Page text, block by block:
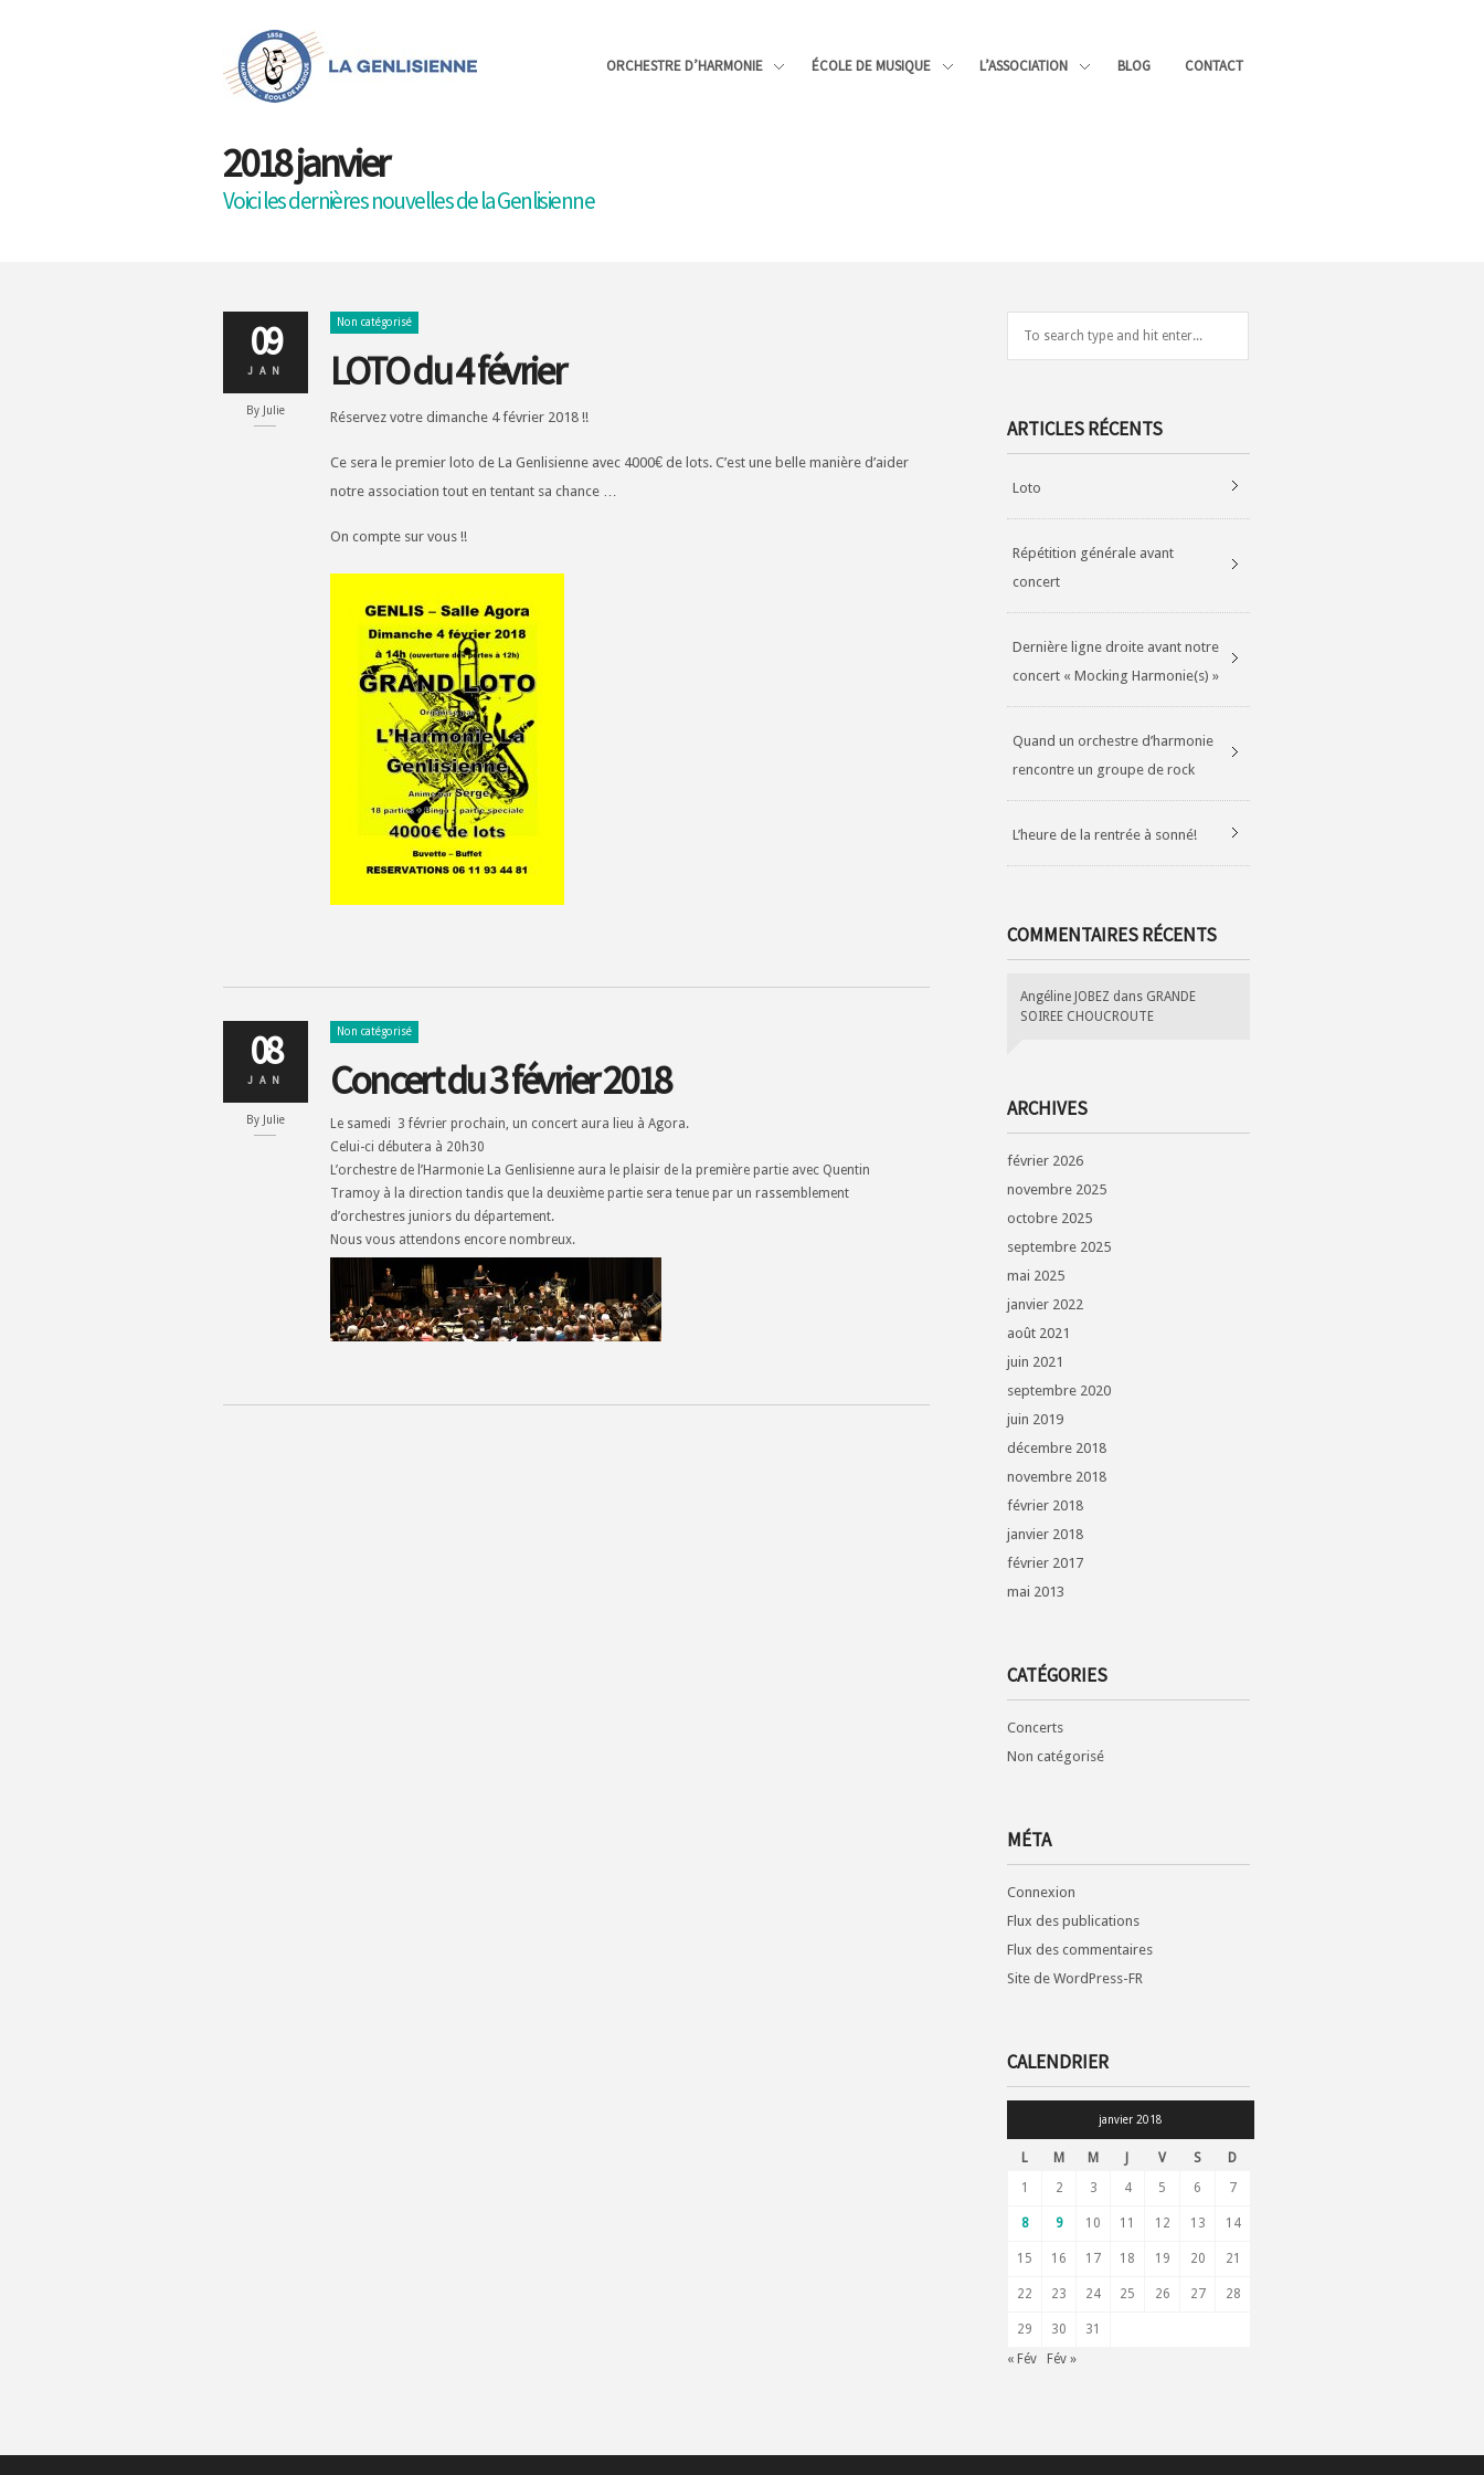
ORCHESTRE D’HARMONIE ÉCOLE DE MUSIQUE L’ASSOCIATION BLOG CONTACT
2018 janvier
Voici les dernières nouvelles de la Genlisienne
09
JAN
By Julie
Non catégorisé
LOTO du 4 février
Réservez votre dimanche 4 février 2018 !!
Ce sera le premier loto de La Genlisienne avec 4000€ de lots. C’est une belle manière d’aider
notre association tout en tentant sa chance …
On compte sur vous !!
08
JAN
By Julie
Non catégorisé
Concert du 3 février 2018
Le samedi 3 février prochain, un concert aura lieu à Agora.
Celui-ci débutera à 20h30
L’orchestre de l’Harmonie La Genlisienne aura le plaisir de la première partie avec Quentin
Tramoy à la direction tandis que la deuxième partie sera tenue par un rassemblement
d’orchestres juniors du département.
Nous vous attendons encore nombreux.
ARTICLES RÉCENTS
Loto
Répétition générale avant
concert
Dernière ligne droite avant notre
concert « Mocking Harmonie(s) »
Quand un orchestre d’harmonie
rencontre un groupe de rock
L’heure de la rentrée à sonné!
COMMENTAIRES RÉCENTS
Angéline JOBEZ dans GRANDE
SOIREE CHOUCROUTE
ARCHIVES
février 2026
novembre 2025
octobre 2025
septembre 2025
mai 2025
janvier 2022
août 2021
juin 2021
septembre 2020
juin 2019
décembre 2018
novembre 2018
février 2018
janvier 2018
février 2017
mai 2013
CATÉGORIES
Concerts
Non catégorisé
MÉTA
Connexion
Flux des publications
Flux des commentaires
Site de WordPress-FR
CALENDRIER
janvier 2018
L M M V S
D
1
2 3 4 5 6 7
8 9 10 11 12 13 14
15 16 17 18 19 20 21
22 23 24 25 26 27 28
29 30
31
« Fév
Fév »